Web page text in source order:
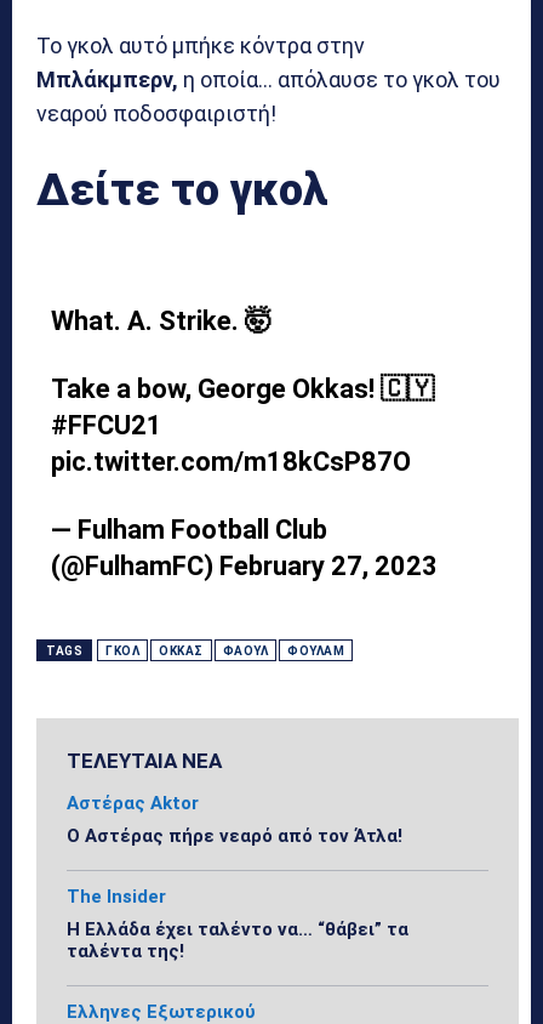
Το γκολ αυτό μπήκε κόντρα στην
Μπλάκμπερν, η οποία… απόλαυσε το γκολ του
νεαρού ποδοσφαιριστή!
Δείτε το γκολ
What. A. Strike. 🤯
Take a bow, George Okkas! 🇨🇾
#FFCU21
pic.twitter.com/m18kCsP87O
— Fulham Football Club
(@FulhamFC) February 27, 2023
TAGS ΓΚΟΛ ΟΚΚΆΣ ΦΆΟΥΛ ΦΟΎΛΑΜ
ΤΕΛΕΥΤΑΙΑ ΝΕΑ
Αστέρας Aktor
Ο Αστέρας πήρε νεαρό από τον Άτλα!
The Insider
Η Ελλάδα έχει ταλέντο να… “θάβει” τα
ταλέντα της!
Ελληνες Εξωτερικού